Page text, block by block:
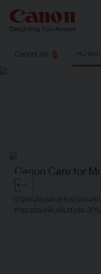
CanonLlife
หน้าแรก
Canon Care for
นำส่งกล้องและอุปกรณ์ของคุ
ค่าแรงซ่อมเพิ่มเติมสูงสุด 30%